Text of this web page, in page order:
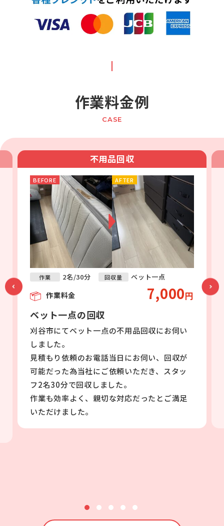
作業料金例
CASE
不用品回収
BEFORE AFTER
作業 2名/30分 回収量 ベット一点
作業料金 7,000円
ベット一点の回収
刈谷市にてベット一点の不用品回収にお伺い
しました。
見積もり依頼のお電話当日にお伺い、回収が
可能だった為当社にご依頼いただき、スタッ
フ2名30分で回収しました。
作業も効率よく、親切な対応だったとご満足
いただけました。